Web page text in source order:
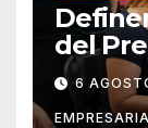
del
6